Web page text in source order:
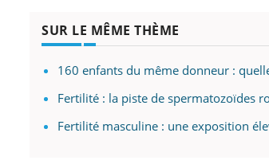
SUR LE MÊME THÈME
160 enfants du même donneur :
Fertilité : la piste de spermatozoïdes
Fertilité masculine : une exposition